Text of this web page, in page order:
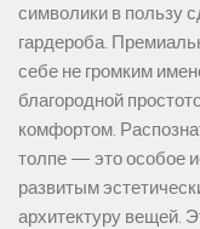
символики в пользу
гардероба.
себе не громким
благородной
комфортом.
толпе — это особое
развитым
архитектуру вещей.